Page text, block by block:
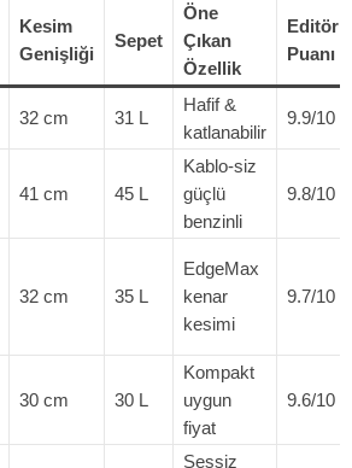
Kesim
Genişliği
Sepet
Öne
Çıkan
Özellik
Editör
Puanı
32 cm 31 L
Hafif &
katlanabilir
9.9/10
41 cm 45 L
Kablo-siz
güçlü
benzinli
9.8/10
32 cm 35 L
EdgeMax
kenar
kesimi
9.7/10
30 cm 30 L
Kompakt
uygun
fiyat
9.6/10
Sessiz